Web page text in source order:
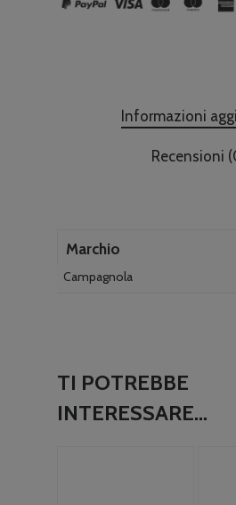
Informazioni
Recensioni
Marchio
Campagnola
TI POTREBBE
INTERESSARE…